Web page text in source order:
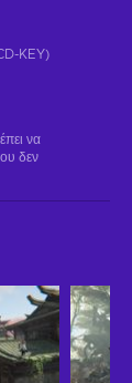
KEY)
να
δεν